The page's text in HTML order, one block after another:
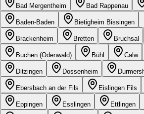
Bad Mergentheim Bad Rappenau
Baden-Baden Bietigheim Bissingen
Brackenheim Bretten Bruchsal
Buchen (Odenwald) Bühl Calw
Ditzingen Dossenheim
Ebersbach an der Fils Eislingen Fils
Eppingen Esslingen Ettlingen